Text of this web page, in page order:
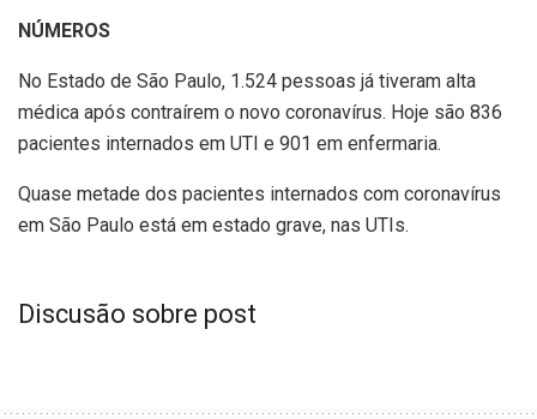
NÚMEROS
No Estado de São Paulo, 1.524 pessoas já tiveram alta
médica após contraírem o novo coronavírus. Hoje são 836
pacientes internados em UTI e 901 em enfermaria.
Quase metade dos pacientes internados com coronavírus
em São Paulo está em estado grave, nas UTIs.
Discusão sobre post